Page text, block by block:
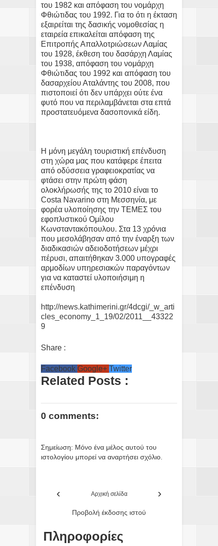
του 1982 και απόφαση του νομάρχη
Φθιώτιδας του 1992. Για το ότι η έκταση
εξαιρείται της δασικής νομοθεσίας η
εταιρεία επικαλείται απόφαση της
Επιτροπής Απαλλοτριώσεων Λαμίας
του 1928, έκθεση του δασάρχη Λαμίας
του 1938, απόφαση του νομάρχη
Φθιώτιδας του 1992 και απόφαση του
δασαρχείου Αταλάντης του 2008, που
πιστοποιεί ότι δεν υπάρχει ούτε ένα
φυτό που να περιλαμβάνεται στα επτά
προστατευόμενα δασοπονικά είδη.
Η μόνη μεγάλη τουριστική επένδυση
στη χώρα μας που κατάφερε έπειτα
από οδύσσεια γραφειοκρατίας να
φτάσει στην πρώτη φάση
ολοκλήρωσής της το 2010 είναι το
Costa Navarino στη Μεσσηνία, με
φορέα υλοποίησης την ΤΕΜΕΣ του
εφοπλιστικού Ομίλου
Κωνσταντακόπουλου. Στα 13 χρόνια
που μεσολάβησαν από την έναρξη των
διαδικασιών αδειοδοτήσεων μέχρι
πέρυσι, απαιτήθηκαν 3.000 υπογραφές
αρμοδίων υπηρεσιακών παραγόντων
για να καταστεί υλοποιήσιμη η
επένδυση
http://news.kathimerini.gr/4dcgi/_w_arti
cles_economy_1_19/02/2011__43322
9
Share :
Facebook Google+ Twitter
Related Posts :
0 comments:
Σημείωση: Μόνο ένα μέλος αυτού του
ιστολογίου μπορεί να αναρτήσει σχόλιο.
‹ ›
Αρχική σελίδα
Προβολή έκδοσης ιστού
Πληροφορίες